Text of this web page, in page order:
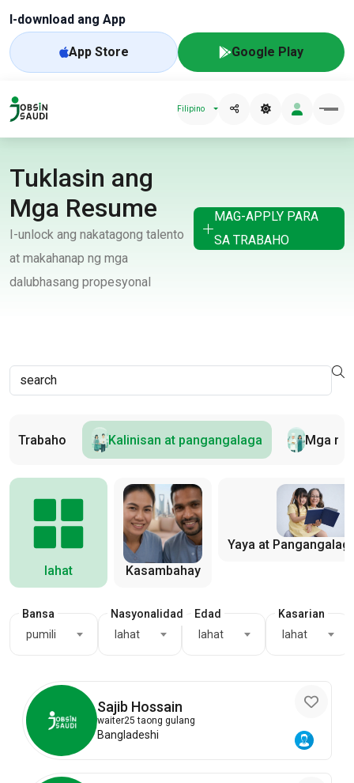
I-download ang App
App Store Google Play
Filipino
Tuklasin ang
Mga Resume
I-unlock ang nakatagong talento
at makahanap ng mga
dalubhasang propesyonal
MAG-APPLY PARA
SA TRABAHO
Trabaho Kalinisan at pangangalaga Mga
lahat Kasambahay
Yaya at
Bansa
pumili
Nasyonalidad
lahat
Edad
lahat
Kasarian
lahat
Sajib Hossain
waiter25 taong gulang
Bangladeshi